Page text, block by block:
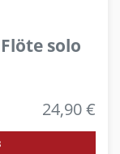
solo
24,90 €